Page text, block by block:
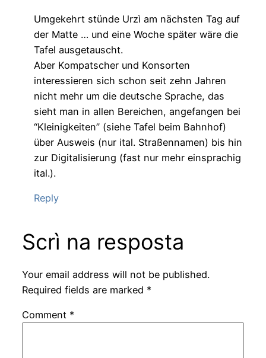
Umgekehrt stünde Urzì am nächsten Tag auf
der Matte … und eine Woche später wäre die
Tafel ausgetauscht.
Aber Kompatscher und Konsorten
interessieren sich schon seit zehn Jahren
nicht mehr um die deutsche Sprache, das
sieht man in allen Bereichen, angefangen bei
“Kleinigkeiten” (siehe Tafel beim Bahnhof)
über Ausweis (nur ital. Straßennamen) bis hin
zur Digitalisierung (fast nur mehr einsprachig
ital.).
Reply
Scrì na resposta
Your email address will not be published.
Required fields are marked *
Comment *